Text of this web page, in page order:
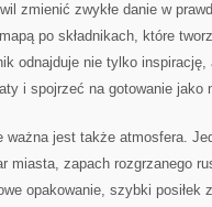
zmienić zwykłe danie w
po składnikach, które
odnajduje nie tylko
i spojrzeć na gotowanie jako
ważna jest także atmosfera.
miasta, zapach rozgrzanego
opakowanie, szybki posiłek